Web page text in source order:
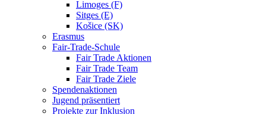
Limoges (F)
Sitges (E)
Košice (SK)
Erasmus
Fair-Trade-Schule
Fair Trade Aktionen
Fair Trade Team
Fair Trade Ziele
Spendenaktionen
Jugend präsentiert
Projekte zur Inklusion